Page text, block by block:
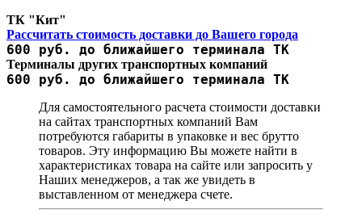
ТК "Кит"
Рассчитать стоимость доставки до Вашего города
600 руб. до ближайшего терминала ТК
Терминалы других транспортных компаний
600 руб. до ближайшего терминала ТК
Для самостоятельного расчета стоимости доставки
на сайтах транспортных компаний Вам
потребуются габариты в упаковке и вес брутто
товаров. Эту информацию Вы можете найти в
характеристиках товара на сайте или запросить у
Наших менеджеров, а так же увидеть в
выставленном от менеджера счете.